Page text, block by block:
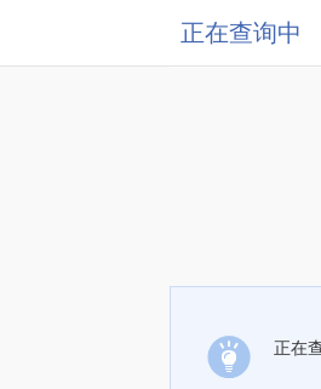
正在查询中
正在